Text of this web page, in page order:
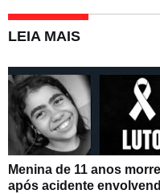
LEIA MAIS
Menina de 11 anos morre
após acidente